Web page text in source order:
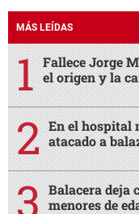
MÁS LEÍDAS
Fallece Jorge
el origen y la
En el hospital
atacado a
Balacera deja
menores de